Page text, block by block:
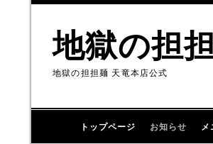
地獄の担
地獄の担担麺 天竜本店公式
トップページ お知らせ メ